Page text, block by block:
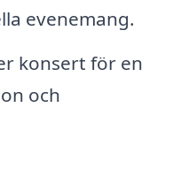
evenemang.
konsert för en
och